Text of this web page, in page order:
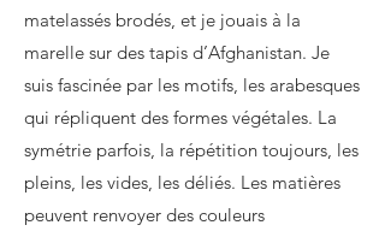
matelassés brodés, et je jouais à la
marelle sur des tapis d’Afghanistan. Je
suis fascinée par les motifs, les arabesques
qui répliquent des formes végétales. La
symétrie parfois, la répétition toujours, les
pleins, les vides, les déliés. Les matières
peuvent renvoyer des couleurs